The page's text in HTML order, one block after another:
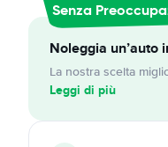
Senza
Noleggia un’auto
La nostra scelta
Leggi di più